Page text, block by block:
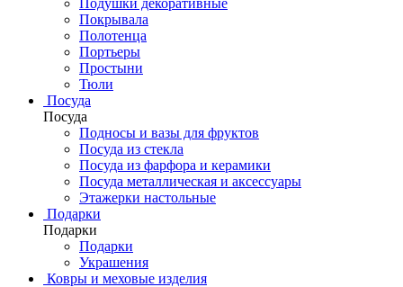
Подушки декоративные
Покрывала
Полотенца
Портьеры
Простыни
Тюли
Посуда
Посуда
Подносы и вазы для фруктов
Посуда из стекла
Посуда из фарфора и керамики
Посуда металлическая и аксессуары
Этажерки настольные
Подарки
Подарки
Подарки
Украшения
Ковры и меховые изделия